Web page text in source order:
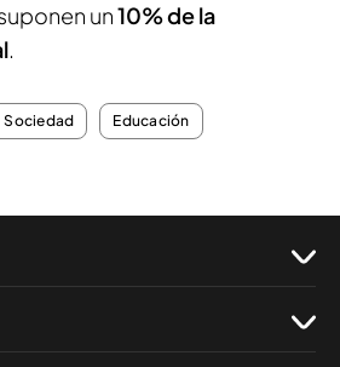
un10% de la
.
Sociedad Educación